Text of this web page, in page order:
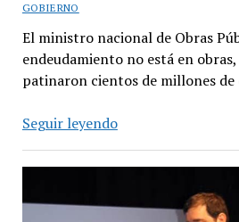
GOBIERNO
El ministro nacional de Obras
endeudamiento no está en
patinaron cientos de millones de
Seguir leyendoKatopodis
que
gobierno